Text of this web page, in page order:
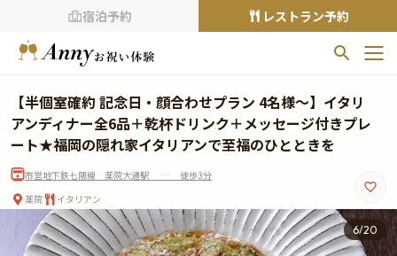
宿泊予約 レストラン予約
お気に入りプラン
お気に入りの登録がありません
プランの をクリックすることで
お気に入りに追加できます。
閲覧履歴
閲覧履歴はありません
【半個室確約 記念日・顔合わせプラン 4名様～】イタリ
アンディナー全6品＋乾杯ドリンク＋メッセージ付きプレ
ート★福岡の隠れ家イタリアンで至福のひとときを
市営地下鉄七隈線 薬院大通駅 … 徒歩3分
薬院
イタリアン
6/20